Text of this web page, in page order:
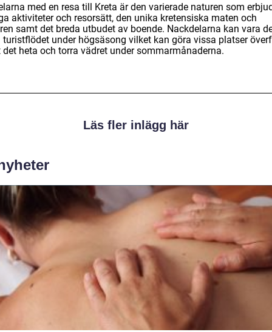
med en resa till Kreta är den varierade naturen som
aktiviteter och resorsätt, den unika kretensiska maten och
samt det breda utbudet av boende. Nackdelarna kan vara
turistflödet under högsäsong vilket kan göra vissa platser
det heta och torra vädret under sommarmånaderna.
Läs fler inlägg här